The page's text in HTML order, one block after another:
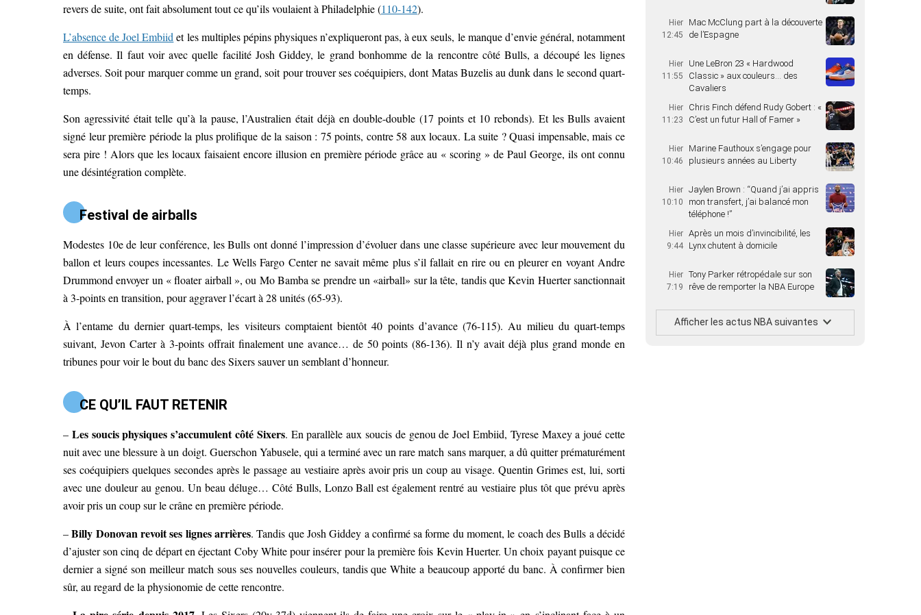
revers de suite, ont fait absolument tout ce qu’ils voulaient à Philadelphie (110-142).
L’absence de Joel Embiid et les multiples pépins physiques n’expliqueront pas, à eux seuls, le manque d’envie général, notamment
en défense. Il faut voir avec quelle facilité Josh Giddey, le grand bonhomme de la rencontre côté Bulls, a découpé les lignes
adverses. Soit pour marquer comme un grand, soit pour trouver ses coéquipiers, dont Matas Buzelis au dunk dans le second quart-
temps.
Son agressivité était telle qu’à la pause, l’Australien était déjà en double-double (17 points et 10 rebonds). Et les Bulls avaient
signé leur première période la plus prolifique de la saison : 75 points, contre 58 aux locaux. La suite ? Quasi impensable, mais ce
sera pire ! Alors que les locaux faisaient encore illusion en première période grâce au « scoring » de Paul George, ils ont connu
une désintégration complète.
Festival de airballs
Modestes 10e de leur conférence, les Bulls ont donné l’impression d’évoluer dans une classe supérieure avec leur mouvement du
ballon et leurs coupes incessantes. Le Wells Fargo Center ne savait même plus s’il fallait en rire ou en pleurer en voyant Andre
Drummond envoyer un « floater airball », ou Mo Bamba se prendre un «airball» sur la tête, tandis que Kevin Huerter sanctionnait
à 3-points en transition, pour aggraver l’écart à 28 unités (65-93).
À l’entame du dernier quart-temps, les visiteurs comptaient bientôt 40 points d’avance (76-115). Au milieu du quart-temps
suivant, Jevon Carter à 3-points offrait finalement une avance… de 50 points (86-136). Il n’y avait déjà plus grand monde en
tribunes pour voir le bout du banc des Sixers sauver un semblant d’honneur.
CE QU’IL FAUT RETENIR
– Les soucis physiques s’accumulent côté Sixers. En parallèle aux soucis de genou de Joel Embiid, Tyrese Maxey a joué cette
nuit avec une blessure à un doigt. Guerschon Yabusele, qui a terminé avec un rare match sans marquer, a dû quitter prématurément
ses coéquipiers quelques secondes après le passage au vestiaire après avoir pris un coup au visage. Quentin Grimes est, lui, sorti
avec une douleur au genou. Un beau déluge… Côté Bulls, Lonzo Ball est également rentré au vestiaire plus tôt que prévu après
avoir pris un coup sur le crâne en première période.
–Billy Donovan revoit ses lignes arrières. Tandis que Josh Giddey a confirmé sa forme du moment, le coach des Bulls a décidé
d’ajuster son cinq de départ en éjectant Coby White pour insérer pour la première fois Kevin Huerter. Un choix payant puisque ce
dernier a signé son meilleur match sous ses nouvelles couleurs, tandis que White a beaucoup apporté du banc. À confirmer bien
sûr, au regard de la physionomie de cette rencontre.
Hier
12:45
Mac McClung part à la découverte
de l’Espagne
Hier
11:55
Une LeBron 23 « Hardwood
Classic » aux couleurs… des
Cavaliers
Hier
11:23
Chris Finch défend Rudy Gobert : «
C’est un futur Hall of Famer »
Hier
10:46
Marine Fauthoux s’engage pour
plusieurs années au Liberty
Hier
10:10
Jaylen Brown : “Quand j’ai appris
mon transfert, j’ai balancé mon
téléphone !”
Hier
9:44
Après un mois d’invincibilité, les
Lynx chutent à domicile
Hier
7:19
Tony Parker rétropédale sur son
rêve de remporter la NBA Europe
Afficher les actus NBA suivantes